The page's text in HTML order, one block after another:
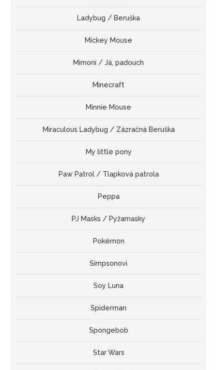
Ladybug / Beruška
Mickey Mouse
Mimoni / Já, padouch
Minecraft
Minnie Mouse
Miraculous Ladybug / Zázračná Beruška
My little pony
Paw Patrol / Tlapková patrola
Peppa
PJ Masks / Pyžamasky
Pokémon
Simpsonovi
Soy Luna
Spiderman
Spongebob
Star Wars